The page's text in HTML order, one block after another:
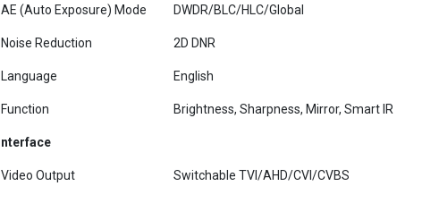
Noise Reduction 2D DNR
Language English
Function Brightness, Sharpness, Mirror, Smart IR
Interface
Video Output
General